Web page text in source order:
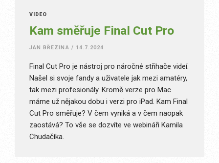
VIDEO
Kam směřuje Final Cut Pro
JAN BŘEZINA / 14.7.2024
Final Cut Pro je nástroj pro náročné střihače videí.
Našel si svoje fandy a uživatele jak mezi amatéry,
tak mezi profesionály. Kromě verze pro Mac
máme už nějakou dobu i verzi pro iPad. Kam Final
Cut Pro směřuje? V čem vyniká a v čem naopak
zaostává? To vše se dozvíte ve webináři Kamila
Chudačíka.